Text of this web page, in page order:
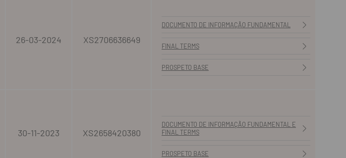
26-03-2024 XS2706636649
DOCUMENTO DE INFORMAÇÃO FUNDAMENTAL
FINAL TERMS
PROSPETO BASE
30-11-2023 XS2658420380
DOCUMENTO DE INFORMAÇÃO FUNDAMENTAL E
FINAL TERMS
PROSPETO BASE